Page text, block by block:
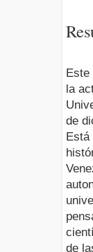
Este
la
de
Está
de